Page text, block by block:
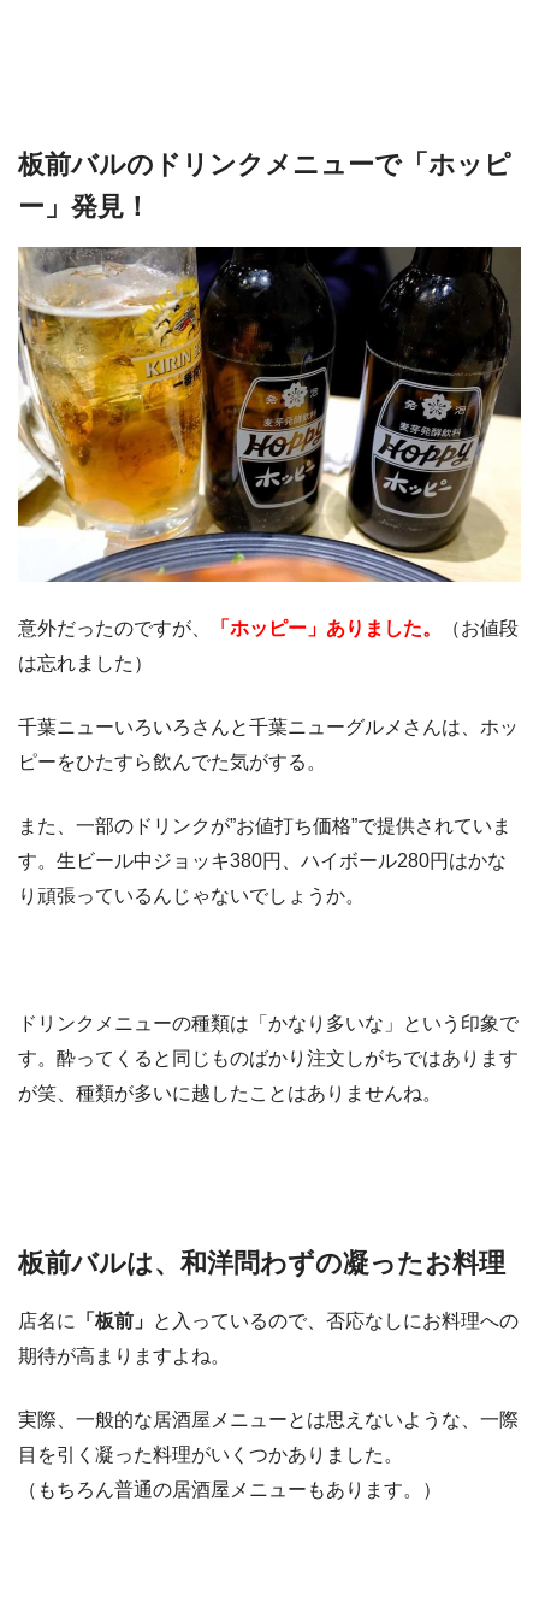
板前バルのドリンクメニューで「ホッピ
ー」発見！
意外だったのですが、 「ホッピー」ありました。
（お値段
は忘れました）
千葉ニューいろいろさんと千葉ニューグルメさんは、ホッ
ピーをひたすら飲んでた気がする。
また、一部のドリンクが”お値打ち価格”で提供されていま
す。生ビール中ジョッキ380円、ハイボール280円はかな
り頑張っているんじゃないでしょうか。
ドリンクメニューの種類は「かなり多いな」という印象で
す。酔ってくると同じものばかり注文しがちではあります
が笑、種類が多いに越したことはありませんね。
板前バルは、和洋問わずの凝ったお料理
店名に 「板前」 と入っているので、否応なしにお料理への
期待が高まりますよね。
実際、一般的な居酒屋メニューとは思えないような、一際
目を引く凝った料理がいくつかありました。
（もちろん普通の居酒屋メニューもあります。）